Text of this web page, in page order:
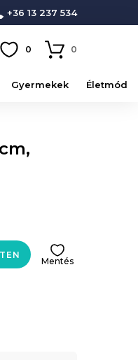
+36 13 237 534
0 0
Gyermekek Életmód
Mentés